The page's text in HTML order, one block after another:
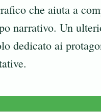
che aiuta a
narrativo. Un
dedicato ai